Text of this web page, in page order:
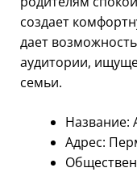
создает
дает
аудитории,
семьи.
Название:
Адрес: